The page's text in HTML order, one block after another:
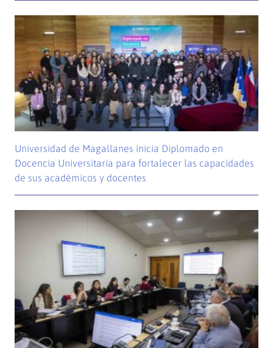
Universidad de Magallanes inicia Diplomado en
Docencia Universitaria para fortalecer las capacidades
de sus académicos y docentes